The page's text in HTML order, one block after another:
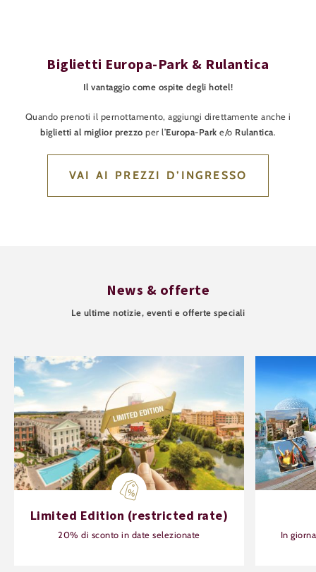
Biglietti Europa-Park & Rulantica
Il vantaggio come ospite degli hotel!
Quando prenoti il pernottamento, aggiungi direttamente anche i
biglietti al miglior prezzo per l’Europa-Park e/o Rulantica.
VAI AI PREZZI D’INGRESSO
News & offerte
Le ultime notizie, eventi e offerte speciali
Limited Edition (restricted rate)
20% di sconto in date selezionate In